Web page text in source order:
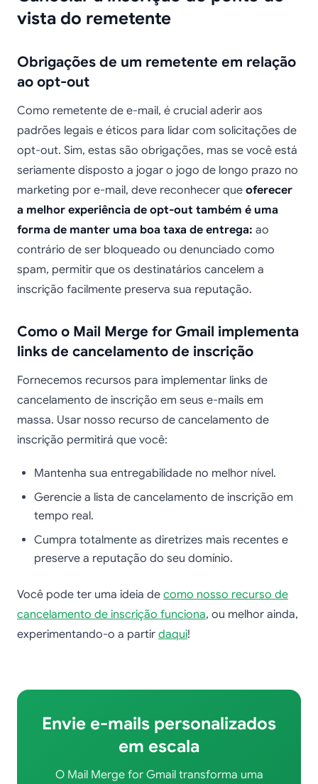
vista do remetente
Obrigações de um remetente em relação
ao opt-out
Como remetente de e-mail, é crucial aderir aos
padrões legais e éticos para lidar com solicitações de
opt-out. Sim, estas são obrigações, mas se você está
seriamente disposto a jogar o jogo de longo prazo no
marketing por e-mail, deve reconhecer que oferecer
a melhor experiência de opt-out também é uma
forma de manter uma boa taxa de entrega: ao
contrário de ser bloqueado ou denunciado como
spam, permitir que os destinatários cancelem a
inscrição facilmente preserva sua reputação.
Como o Mail Merge for Gmail implementa
links de cancelamento de inscrição
Fornecemos recursos para implementar links de
cancelamento de inscrição em seus e-mails em
massa. Usar nosso recurso de cancelamento de
inscrição permitirá que você:
Mantenha sua entregabilidade no melhor nível.
Gerencie a lista de cancelamento de inscrição em
tempo real.
Cumpra totalmente as diretrizes mais recentes e
preserve a reputação do seu domínio.
Você pode ter uma ideia de como nosso recurso de
cancelamento de inscrição funciona, ou melhor ainda,
experimentando-o a partir daqui!
Envie e-mails personalizados
em escala
O Mail Merge for Gmail transforma uma